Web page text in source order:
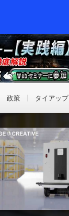
政策 タイアップ